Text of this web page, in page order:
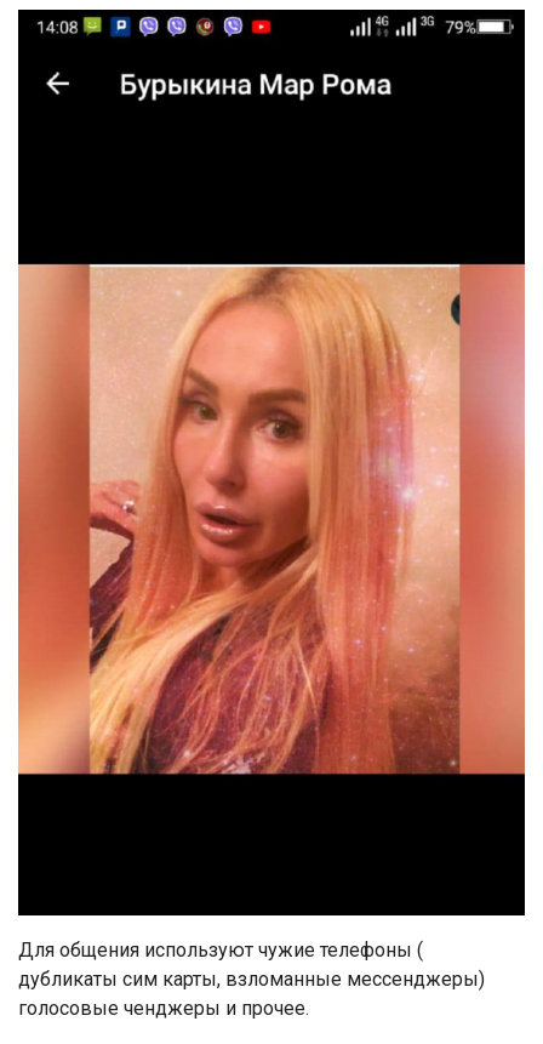
Для общения используют чужие телефоны (
дубликаты сим карты, взломанные мессенджеры)
голосовые ченджеры и прочее.